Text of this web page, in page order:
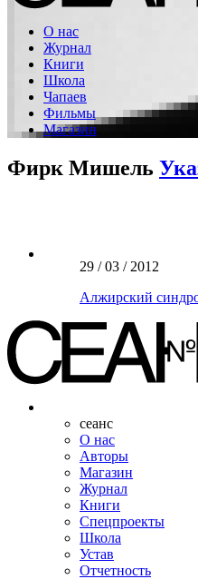
О нас
Журнал
Книги
Школа
Чапаев
Фильмы
Магазин
Фирк Мишель
29 / 03 / 2012
Алжирский
сеанс
О нас
Авторы
Магазин
Журнал
Книги
Спецпроекты
Школа
Устав
Отчетность